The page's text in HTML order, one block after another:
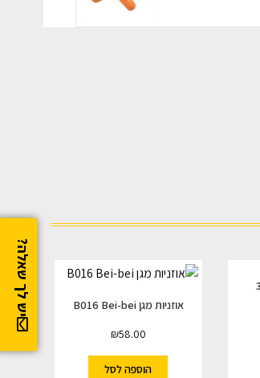
יש לך שאלה?
אוזניות מגן B016 Bei-bei
₪58.00
הוספה לסל